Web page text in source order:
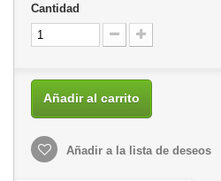
Cantidad
Añadir al carrito
Añadir a la lista de deseos